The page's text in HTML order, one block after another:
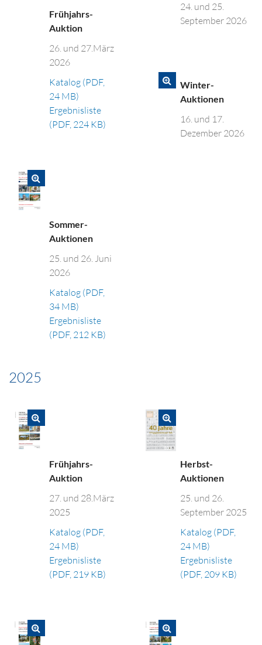
Frühjahrs-
Auktion
26. und 27.März
2026
Katalog (PDF,
24 MB)
Ergebnisliste
(PDF, 224 KB)
Sommer-
Auktionen
25. und 26. Juni
2026
Katalog (PDF,
34 MB)
Ergebnisliste
(PDF, 212 KB)
24. und 25.
September 2026
Winter-
Auktionen
16. und 17.
Dezember 2026
2025
Frühjahrs-
Auktion
27. und 28.März
2025
Katalog (PDF,
24 MB)
Ergebnisliste
(PDF, 219 KB)
Herbst-
Auktionen
25. und 26.
September 2025
Katalog (PDF,
24 MB)
Ergebnisliste
(PDF, 209 KB)